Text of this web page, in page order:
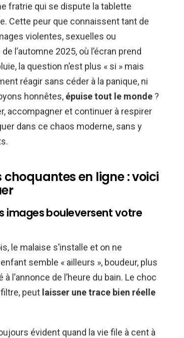
fratrie qui se dispute la tablette
Cette peur que connaissent tant de
violentes, sexuelles ou
l’automne 2025, où l’écran prend
la question n’est plus « si » mais
réagir sans céder à la panique, ni
honnêtes, épuise tout le monde ?
accompagner et continuer à respirer
dans ce chaos moderne, sans y
en ligne : voici
images bouleversent votre
le malaise s’installe et on ne
semble « ailleurs », boudeur, plus
l’annonce de l’heure du bain. Le choc
peut laisser une trace bien réelle
évident quand la vie file à cent à